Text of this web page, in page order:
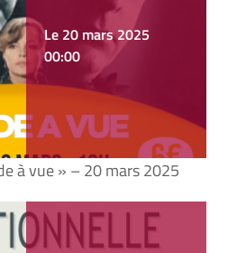
Le 20 mars 2025
00:00
à vue » – 20 mars 2025